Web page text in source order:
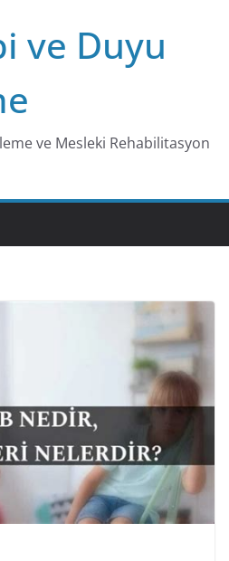
ve Duyu
ve Mesleki Rehabilitasyon